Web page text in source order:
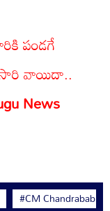
పండగే
వాయిదా..
News
#CM Chandrababu